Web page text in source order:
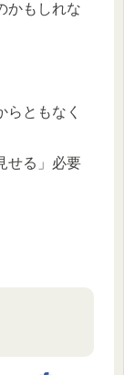
かもしれな
らともなく
せる」必要